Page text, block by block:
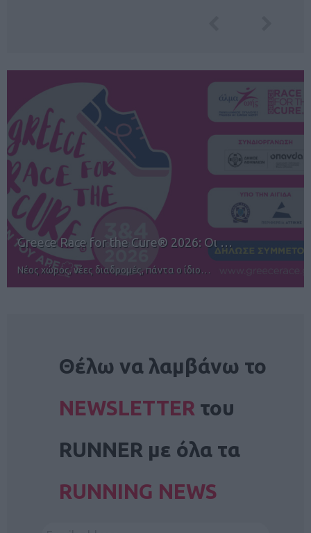
12ος TUI Rhodes Marathon: Άνοιγμα ε…
Αγώνες για όλους στην Ρόδο
Θέλω να λαμβάνω το
NEWSLETTER του
RUNNER με όλα τα
RUNNING NEWS